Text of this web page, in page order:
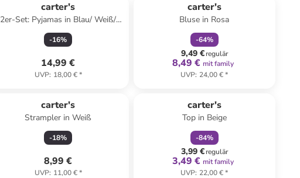
carter's
2er-Set: Pyjamas in Blau/ Weiß/
Bunt
-16%
14,99 €
UVP: 18,00 €*
carter's
Bluse in Rosa
-64%
9,49 €regulär
8,49 € mit family
UVP: 24,00 €*
carter's
Strampler in Weiß
-18%
8,99 €
UVP: 11,00 €*
carter's
Top in Beige
-84%
3,99 €regulär
3,49 € mit family
UVP: 22,00 €*